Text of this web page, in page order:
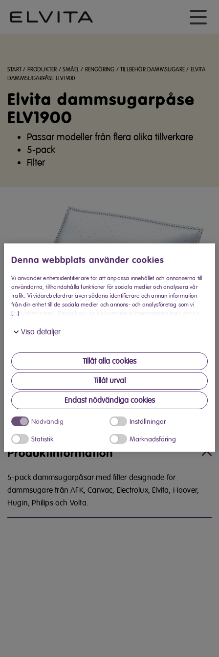
Denna webbplats använder cookies
[...]
Vi använder enhetsidentifierare för att anpassa innehållet och annonserna till
användarna, tillhandahålla funktioner för sociala medier och analysera vår
trafik. Vi vidarebefordrar även sådana identifierare och annan information
från din enhet till de sociala medier och annons- och analysföretag som vi
samarbetar med. Dessa kan i sin tur kombinera informationen med annan
använt deras tjänster.
Visa detaljer
Tillåt alla cookies
Tillåt urval
Endast nödvändiga cookies
Nödvändig Inställningar
Statistik Marknadsföring
START / PRODUKTER /SMÅEL / RENGÖRING /TILLBEHÖR DAMMSUGARE / ELVITA
DAMMSUGARPÅSE ELV1900
Elvita dammsugarpåse
ELV1900
Passar modeller från flera olika tillverkare
5-pack
Filter
Hitta din närmaste Elon-butik
Produktinformation
5-pack dammsugarpåsar med filter designade för
dammsugare från AFK, Canvac, Electrolux, Elvita, Hoover,
Hugin, Philips och Volta.